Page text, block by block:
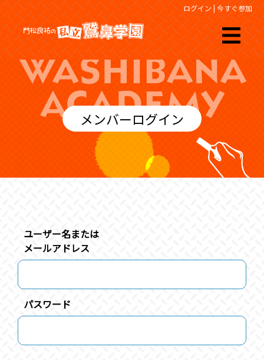
ログイン | 今すぐ参加
メンバーログイン
ユーザー名または
メールアドレス
パスワード